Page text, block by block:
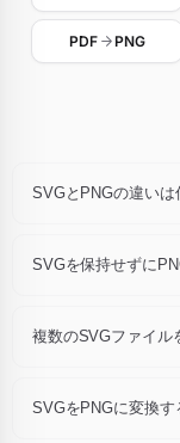
PDF PNG
SVGとPNGの違いは
タデータ）を定義し
SVGを保持せずに
明度が必要、公開プ
複数のSVGファイル
てPNGに書き出せま
SVGをPNGに変換す